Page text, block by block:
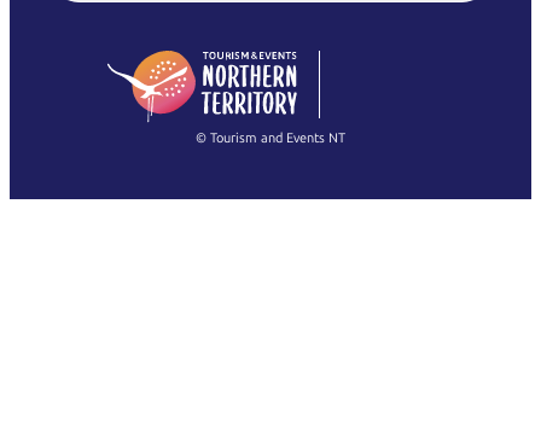
English
(Singapore)
Français
繁體中文
© Tourism and Events NT